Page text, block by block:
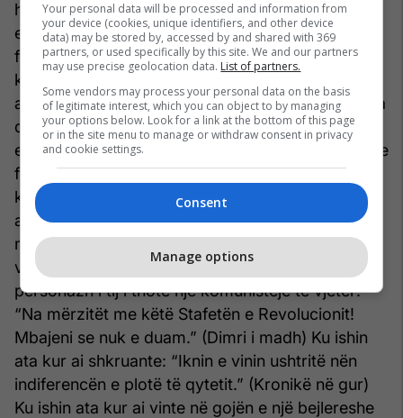
herët për Ismailin tonë, mungesën fizike të të cilit
e ndjejmë aq shumë. Ai erdhi në letërsi me një
frymë krejt tjetër, në tematikë, në terma, në
konceptimin e jetës, në guxim ... Po. Ishte një
autor që guxoi, në përmbajtje dhe në formë. Koha
që shkon, e vërteton edhe më shumë veçanësinë
e tij, sa edhe guximin për të thyer monotoninë dhe
frikërat e drojen e kohës. E di që disa (për fat të
keq, ndonjëherë edhe asish që quhen krijues) nuk
arrijnë t’i dallojnë e vlerësojnë këto dhe kërkojnë
nga ai “t’i binte murit me kokë”. Ndonjëherë, më
vjen t’i pyes: Ku ishin këta (trima pas lufte) kur një
personazh i tij i thotë një komunisteje të vjetër:
“Na mërzitët me këtë Stafetën e Revolucionit!
Mbajeni se nuk e duam.” (Dimri i madh) Ku ishin
ata kur ai shkruante: “Iknin e vinin ushtritë nën
indiferencën e plotë të qytetit.” (Kronikë në gur)
Ku ishin ata kur ai vinte në gojën e një bejlereshe
Your personal data will be processed and information from
your device (cookies, unique identifiers, and other device
data) may be stored by, accessed by and shared with 369
partners, or used specifically by this site. We and our partners
may use precise geolocation data. List of partners.
Some vendors may process your personal data on the basis
of legitimate interest, which you can object to by managing
your options below. Look for a link at the bottom of this page
or in the site menu to manage or withdraw consent in privacy
and cookie settings.
Consent
Manage options